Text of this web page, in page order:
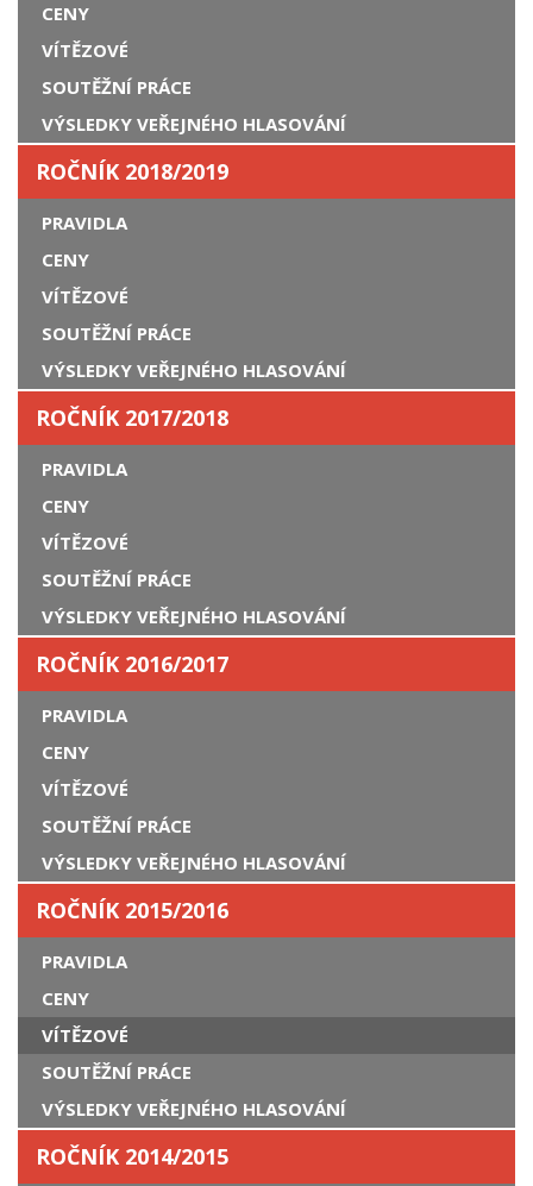
CENY
VÍTĚZOVÉ
SOUTĚŽNÍ PRÁCE
VÝSLEDKY VEŘEJNÉHO HLASOVÁNÍ
ROČNÍK 2018/2019
PRAVIDLA
CENY
VÍTĚZOVÉ
SOUTĚŽNÍ PRÁCE
VÝSLEDKY VEŘEJNÉHO HLASOVÁNÍ
ROČNÍK 2017/2018
PRAVIDLA
CENY
VÍTĚZOVÉ
SOUTĚŽNÍ PRÁCE
VÝSLEDKY VEŘEJNÉHO HLASOVÁNÍ
ROČNÍK 2016/2017
PRAVIDLA
CENY
VÍTĚZOVÉ
SOUTĚŽNÍ PRÁCE
VÝSLEDKY VEŘEJNÉHO HLASOVÁNÍ
ROČNÍK 2015/2016
PRAVIDLA
CENY
VÍTĚZOVÉ
SOUTĚŽNÍ PRÁCE
VÝSLEDKY VEŘEJNÉHO HLASOVÁNÍ
ROČNÍK 2014/2015